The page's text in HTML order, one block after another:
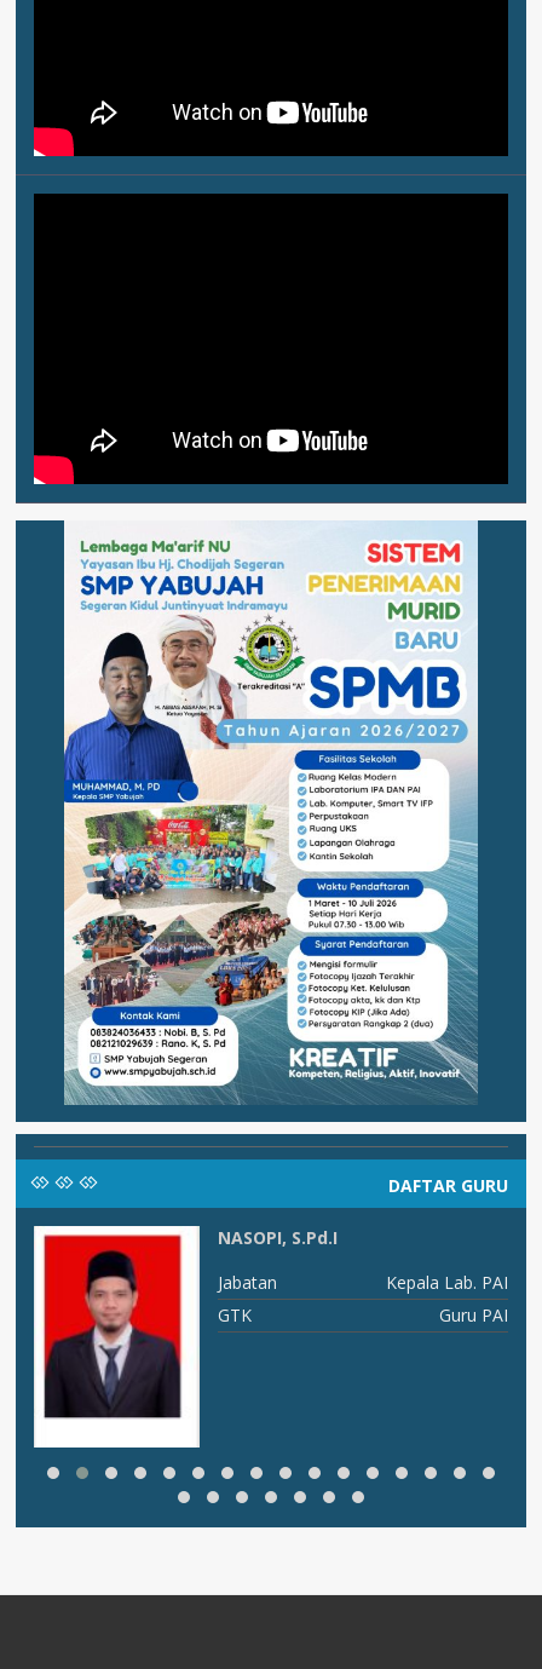
DAFTAR GURU
NASOPI, S.Pd.I
Kepala Lab. PAI
Guru PAI
GTK